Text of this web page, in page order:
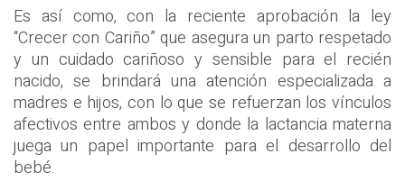
Es así como, con la reciente aprobación la ley
“Crecer con Cariño” que asegura un parto respetado
y un cuidado cariñoso y sensible para el recién
nacido, se brindará una atención especializada a
madres e hijos, con lo que se refuerzan los vínculos
afectivos entre ambos y donde la lactancia materna
juega un papel importante para el desarrollo del
bebé.